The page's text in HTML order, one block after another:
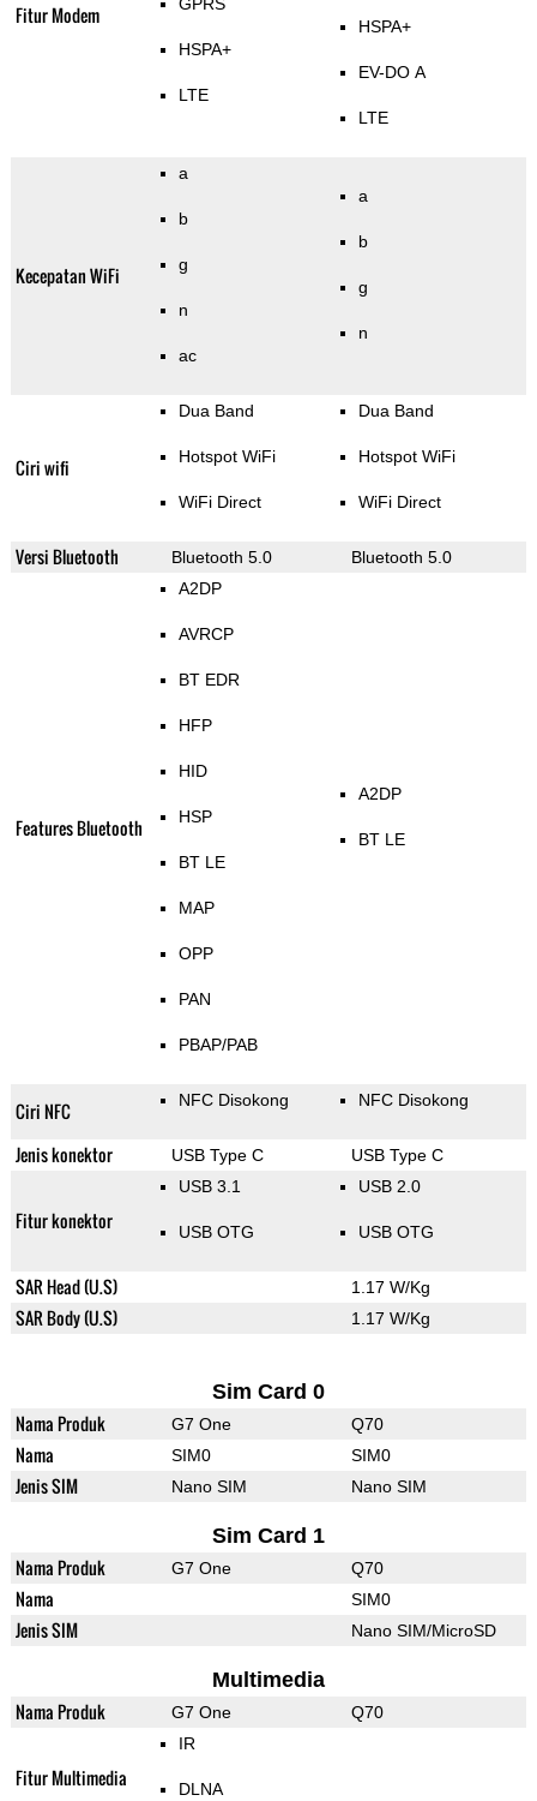
Fitur Modem
HSPA+
LTE
HSPA+
EV-DO A
LTE
Kecepatan WiFi
a
b
g
n
ac
a
b
g
n
Ciri wifi
Dua Band
Hotspot WiFi
WiFi Direct
Dua Band
Hotspot WiFi
WiFi Direct
Versi Bluetooth Bluetooth 5.0 Bluetooth 5.0
Features Bluetooth
A2DP
AVRCP
BT EDR
HFP
HID
HSP
BT LE
MAP
OPP
PAN
PBAP/PAB
A2DP
BT LE
Ciri NFC NFC Disokong NFC Disokong
Jenis konektor USB Type C USB Type C
Fitur konektor
USB 3.1
USB OTG
USB 2.0
USB OTG
SAR Head (U.S) 1.17 W/Kg
SAR Body (U.S) 1.17 W/Kg
Sim Card 0
Nama Produk G7 One Q70
Nama SIM0 SIM0
Jenis SIM Nano SIM Nano SIM
Sim Card 1
Nama Produk G7 One Q70
Nama SIM0
Jenis SIM Nano SIM/MicroSD
Multimedia
Nama Produk G7 One Q70
Fitur Multimedia
IR
DLNA